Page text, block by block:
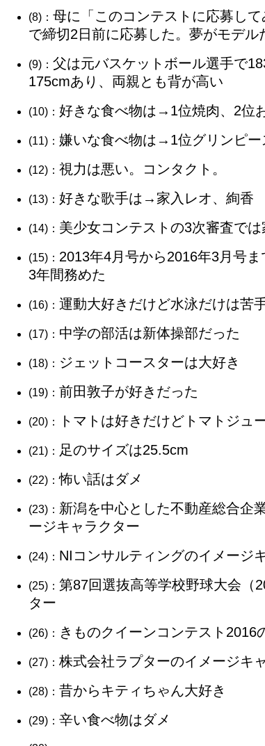
(8)： 母に「このコンテストに応募し
で締切2日前に応募した。夢がモデル
(9)： 父は元バスケットボール選手で
175cmあり、両親とも背が高い
(10)： 好きな食べ物は→1位焼肉、2位
(11)： 嫌いな食べ物は→1位グリンピー
(12)： 視力は悪い。コンタクト。
(13)： 好きな歌手は→家入レオ、絢香
(14)： 美少女コンテストの3次審査で
(15)： 2013年4月号から2016年3月号
3年間務めた
(16)： 運動大好きだけど水泳だけは苦
(17)： 中学の部活は新体操部だった
(18)： ジェットコースターは大好き
(19)： 前田敦子が好きだった
(20)： トマトは好きだけどトマトジュ
(21)： 足のサイズは25.5cm
(22)：怖い話はダメ
(23)： 新潟を中心とした不動産総合企
ージキャラクター
(24)： NIコンサルティングのイメージ
(25)： 第87回選抜高等学校野球大会（
ター
(26)： きものクイーンコンテスト2016
(27)： 株式会社ラプターのイメージキ
(28)： 昔からキティちゃん大好き
(29)： 辛い食べ物はダメ